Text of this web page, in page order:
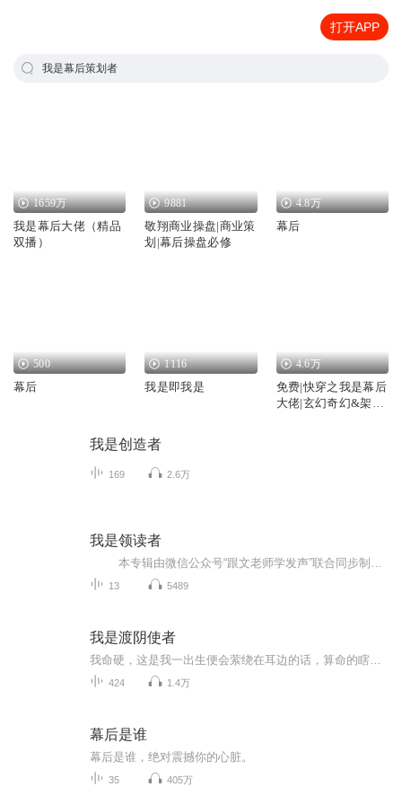
打开APP
我是幕后策划者
1659万
我是幕后大佬（精品
双播）
9881
敬翔商业操盘|商业策
划|幕后操盘必修
4.8万
幕后
500
幕后
1116
我是即我是
4.6万
免费|快穿之我是幕后
大佬|玄幻奇幻&架空
我是创造者
169 2.6万
我是领读者
13 5489
我是渡阴使者
424 1.4万
幕后是谁
幕后是谁，绝对震撼你的心脏。
35 405万